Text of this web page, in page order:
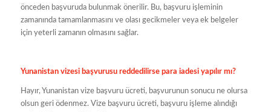
önceden başvuruda bulunmak önerilir. Bu, başvuru işleminin
zamanında tamamlanmasını ve olası gecikmeler veya ek belgeler
için yeterli zamanın olmasını sağlar.
Yunanistan vizesi başvurusu reddedilirse para iadesi yapılır mı?
Hayır, Yunanistan vize başvuru ücreti, başvurunun sonucu ne olursa
olsun geri ödenmez. Vize başvuru ücreti, başvuru işleme alındığı